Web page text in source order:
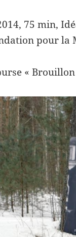
75 min,
pour la
« Brouillon